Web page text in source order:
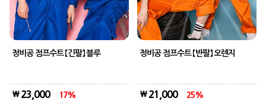
정비공 점프수트 【긴팔】 블루
23,000 17
정비공 점프수트 【반팔】 오렌지
21,000 25